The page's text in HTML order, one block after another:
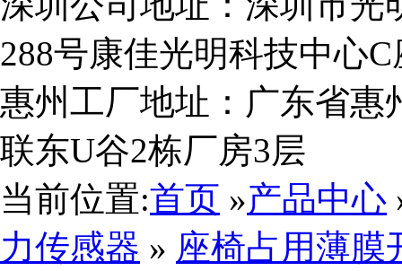
ISO9001质量管理体系认证证书中文版
288号康佳光明科技中心C
惠州工厂地址：广东省惠
联东U谷2栋厂房3层
当前位置:首页 »产品中心
力传感器 » 座椅占用薄膜